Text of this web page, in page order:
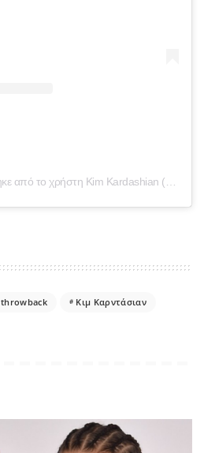
throwback
Κιμ Καρντάσιαν